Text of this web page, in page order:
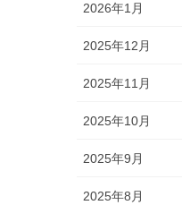
2026年1月
2025年12月
2025年11月
2025年10月
2025年9月
2025年8月